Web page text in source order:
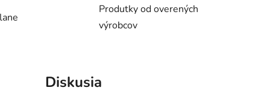
Produtky od overených
výrobcov
Diskusia